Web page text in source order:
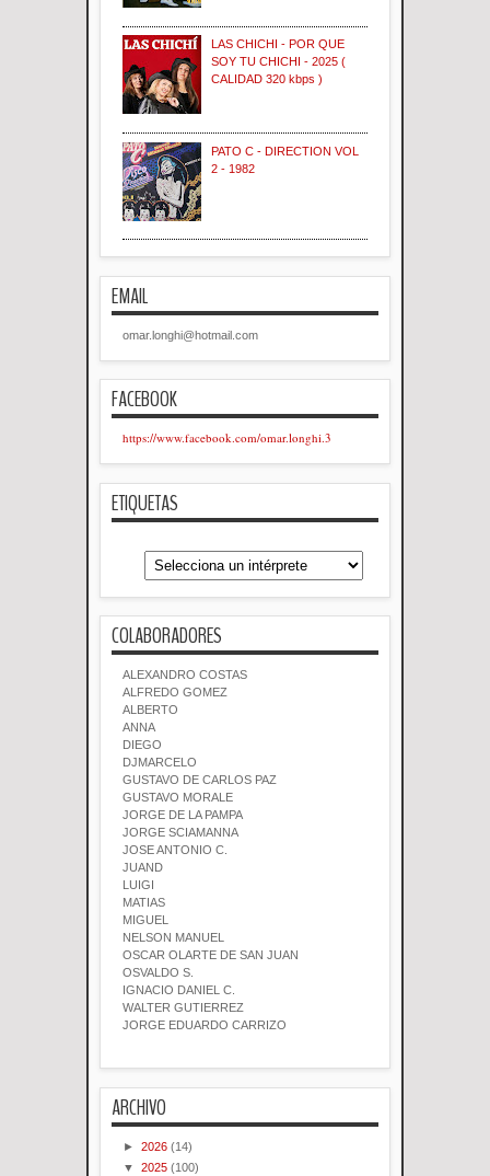
LAS CHICHI - POR QUE
SOY TU CHICHI - 2025 (
CALIDAD 320 kbps )
PATO C - DIRECTION VOL
2 - 1982
EMAIL
omar.longhi@hotmail.com
FACEBOOK
https://www.facebook.com/omar.longhi.3
ETIQUETAS
COLABORADORES
ALEXANDRO COSTAS
ALFREDO GOMEZ
ALBERTO
ANNA
DIEGO
DJMARCELO
GUSTAVO DE CARLOS PAZ
GUSTAVO MORALE
JORGE DE LA PAMPA
JORGE SCIAMANNA
JOSE ANTONIO C.
JUAND
LUIGI
MATIAS
MIGUEL
NELSON MANUEL
OSCAR OLARTE DE SAN JUAN
OSVALDO S.
IGNACIO DANIEL C.
WALTER GUTIERREZ
JORGE EDUARDO CARRIZO
ARCHIVO
► 2026 (14)
▼ 2025 (100)